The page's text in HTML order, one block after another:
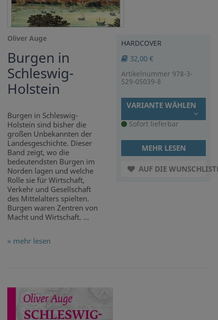
Oliver Auge
Burgen in
Schleswig-
Holstein
Burgen in Schleswig-
Holstein sind bisher die
großen Unbekannten der
Landesgeschichte. Dieser
Band zeigt, wo die
bedeutendsten Burgen im
Norden lagen und welche
Rolle sie für Wirtschaft,
Verkehr und Gesellschaft
des Mittelalters spielten.
Burgen waren Zentren von
Macht und Wirtschaft. ...
» mehr lesen
HARDCOVER
32,00 €
Artikelnummer 978-3-
529-05039-8
VARIANTE WÄHLEN
Sofort lieferbar
MEHR LESEN
AUF DIE